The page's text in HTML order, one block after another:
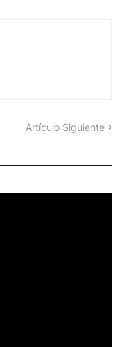
Artículo Siguiente